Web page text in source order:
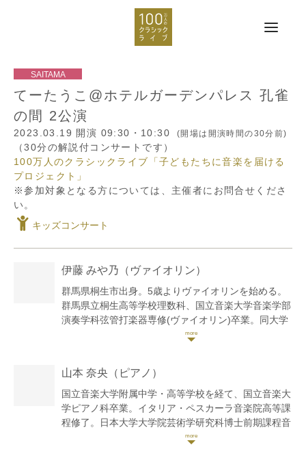
てーたうこ@ホテルガーデンパレス 孔雀
の間 2公演
2023.03.19 開演 09:30・10:30 (開場は開演時間の30分前)
（30分の解説付コンサートです）
100万人のクラシックライブ「子どもたちに音楽を届ける
プロジェクト」
※参加対象となる方については、主催者にお問合せくださ
い。
キッズコンサート
伊藤 みや乃 （ヴァイオリン）
群馬県桐生市出身。5歳よりヴァイオリンを始める。
群馬県立桐生高等学校理数科、国立音楽大学音楽学部
演奏学科弦管打楽器専修(ヴァイオリン)卒業。同大学
大学院に進学し、ウィーン国立音楽大学への留学を経
補助要員、昭和音楽大学合奏研究員、国立音楽大学講
師を務めた。
これまでにヴァイオリンを山口恵子、西田和子、大関
博明、青木高志、Christian Dallingerの各氏に、室内
楽を漆原啓子、風岡優、大関博明の各氏に、オーケス
山本 奈央 （ピアノ）
国立音楽大学附属中学・高等学校を経て、国立音楽大
学ピアノ科卒業。イタリア・ペスカーラ音楽院高等課
程修了。日本大学大学院芸術学研究科博士前期課程音
楽芸術専攻・日本大学大学院博士後期課程芸術専攻修